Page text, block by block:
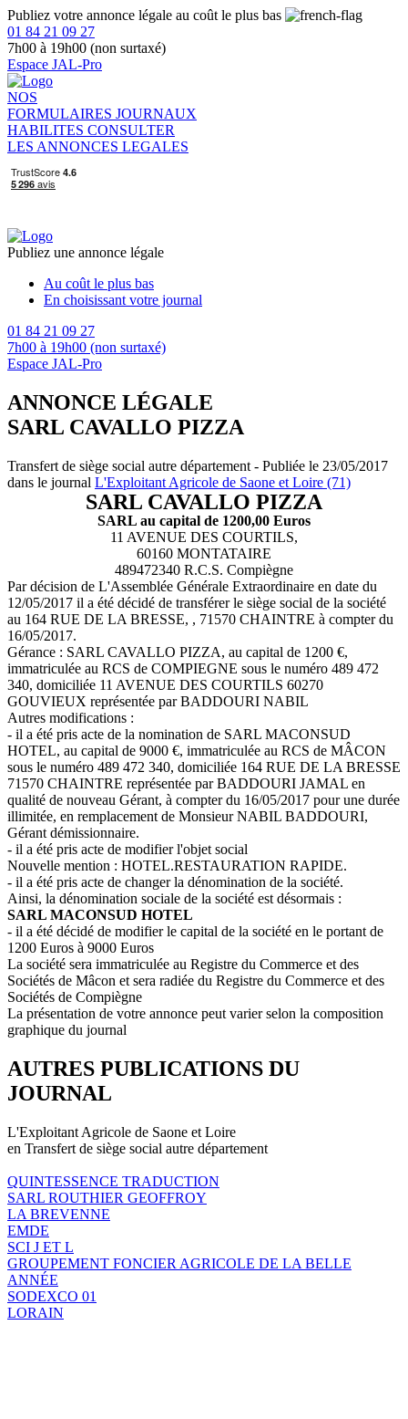
Publiez votre annonce légale au coût le plus bas
01 84 21 09 27
7h00 à 19h00 (non surtaxé)
Espace JAL-Pro
NOS
FORMULAIRES JOURNAUX
HABILITES CONSULTER
LES ANNONCES LEGALES
Publiez une annonce légale
Au coût le plus bas
En choisissant votre journal
01 84 21 09 27
7h00 à 19h00 (non surtaxé)
Espace JAL-Pro
ANNONCE LÉGALE
SARL CAVALLO PIZZA
Transfert de siège social autre département - Publiée le 23/05/2017
dans le journal L'Exploitant Agricole de Saone et Loire (71)
SARL CAVALLO PIZZA
SARL au capital de 1200,00 Euros
11 AVENUE DES COURTILS,
60160 MONTATAIRE
489472340 R.C.S. Compiègne
Par décision de L'Assemblée Générale Extraordinaire en date du
12/05/2017 il a été décidé de transférer le siège social de la société
au 164 RUE DE LA BRESSE, , 71570 CHAINTRE à compter du
16/05/2017.
Gérance : SARL CAVALLO PIZZA, au capital de 1200 €,
immatriculée au RCS de COMPIEGNE sous le numéro 489 472
340, domiciliée 11 AVENUE DES COURTILS 60270
GOUVIEUX représentée par BADDOURI NABIL
Autres modifications :
- il a été pris acte de la nomination de SARL MACONSUD
HOTEL, au capital de 9000 €, immatriculée au RCS de MÂCON
sous le numéro 489 472 340, domiciliée 164 RUE DE LA BRESSE
71570 CHAINTRE représentée par BADDOURI JAMAL en
qualité de nouveau Gérant, à compter du 16/05/2017 pour une durée
illimitée, en remplacement de Monsieur NABIL BADDOURI,
Gérant démissionnaire.
- il a été pris acte de modifier l'objet social
Nouvelle mention : HOTEL.RESTAURATION RAPIDE.
- il a été pris acte de changer la dénomination de la société.
Ainsi, la dénomination sociale de la société est désormais :
SARL MACONSUD HOTEL
- il a été décidé de modifier le capital de la société en le portant de
1200 Euros à 9000 Euros
La société sera immatriculée au Registre du Commerce et des
Sociétés de Mâcon et sera radiée du Registre du Commerce et des
Sociétés de Compiègne
La présentation de votre annonce peut varier selon la composition
graphique du journal
AUTRES PUBLICATIONS DU
JOURNAL
L'Exploitant Agricole de Saone et Loire
en Transfert de siège social autre département
QUINTESSENCE TRADUCTION
SARL ROUTHIER GEOFFROY
LA BREVENNE
EMDE
SCI J ET L
GROUPEMENT FONCIER AGRICOLE DE LA BELLE
ANNÉE
SODEXCO 01
LORAIN